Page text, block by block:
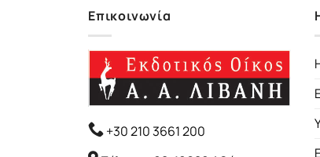
Επικοινωνία
+30 210 3661 200